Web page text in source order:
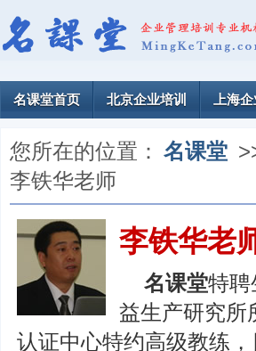
名课堂首页 北京企业培训 上海
您所在的位置： 名课堂
李铁华老师
李铁华老
名课堂特聘
益生产研究所
认证中心特约高级教练